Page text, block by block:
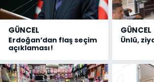
GÜNCEL
Erdoğan’dan flaş seçim
açıklaması!
GÜNCEL
Ünlü,